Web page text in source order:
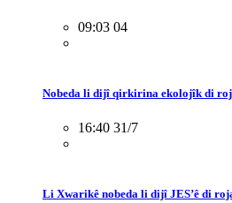
09:03 04
Nobeda li dijî qirkirina ekolojîk di
16:40 31/7
Li Xwarikê nobeda li dijî JES’ê di